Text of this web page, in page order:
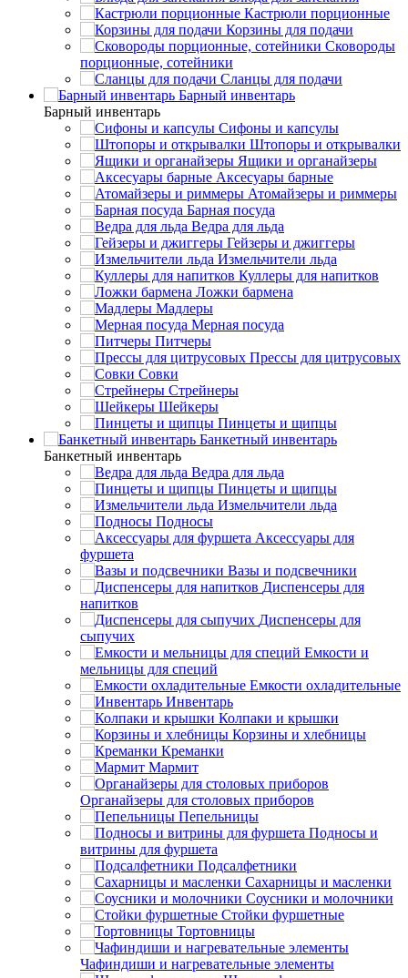
Кастрюли порционные
Корзины для подачи
Сковороды
порционные, сотейники
Сланцы для подачи
Барный инвентарь
Барный инвентарь
Сифоны и капсулы
Штопоры и открывалки
Ящики и органайзеры
Аксесуары барные
Атомайзеры и риммеры
Барная посуда
Ведра для льда
Гейзеры и джиггеры
Измельчители льда
Куллеры для напитков
Ложки бармена
Мадлеры
Мерная посуда
Питчеры
Прессы для цитрусовых
Совки
Стрейнеры
Шейкеры
Пинцеты и щипцы
Банкетный инвентарь
Банкетный инвентарь
Ведра для льда
Пинцеты и щипцы
Измельчители льда
Подносы
Аксессуары для
фуршета
Вазы и подсвечники
Диспенсеры для
напитков
Диспенсеры для
сыпучих
Емкости и
мельницы для специй
Емкости охладительные
Инвентарь
Колпаки и крышки
Корзины и хлебницы
Креманки
Мармит
Органайзеры для столовых приборов
Пепельницы
Подносы и
витрины для фуршета
Подсалфетники
Сахарницы и масленки
Соусники и молочники
Стойки фуршетные
Тортовницы
Чафиндиши и нагревательные элементы